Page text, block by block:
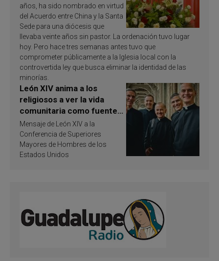
años, ha sido nombrado en virtud
del Acuerdo entre China y la Santa
Sede para una diócesis que
llevaba veinte años sin pastor. La ordenación tuvo lugar
hoy. Pero hace tres semanas antes tuvo que
comprometer públicamente a la Iglesia local con la
controvertida ley que busca eliminar la identidad de las
minorías.
León XIV anima a los
religiosos a ver la vida
comunitaria como fuente
de inspiración y
santificación
Mensaje de León XIV a la
Conferencia de Superiores
Mayores de Hombres de los
Estados Unidos